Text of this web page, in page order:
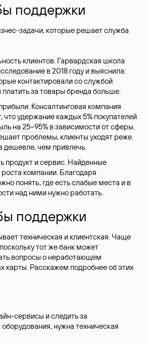
поддержки
задачи, которые решает служба
клиентов. Гарвардская школа
в 2018 году и выяснила:
контактировали со службой
платить за товары бренда больше.
Консалтинговая компания
что удержание каждых 5% покупателей
на 25–95% в зависимости от сферы.
проблемы, клиенты уходят реже.
дешевле, чем привлечь.
продукт и сервис. Найденные
компании. Благодаря
понять, где есть слабые места и в
над ними нужно работать.
поддержки
техническая и клиентская. Чаще
тот же банк может
вопросы о неработающем
карты. Расскажем подробнее об этих
сервисы и следить за
нужна техническая